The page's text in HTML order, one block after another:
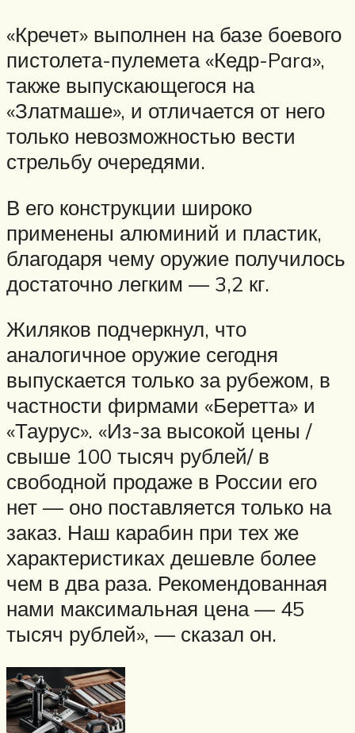
«Кречет» выполнен на базе боевого
пистолета-пулемета «Кедр-Para»,
также выпускающегося на
«Златмаше», и отличается от него
только невозможностью вести
стрельбу очередями.
В его конструкции широко
применены алюминий и пластик,
благодаря чему оружие получилось
достаточно легким — 3,2 кг.
Жиляков подчеркнул, что
аналогичное оружие сегодня
выпускается только за рубежом, в
частности фирмами «Беретта» и
«Таурус». «Из-за высокой цены /
свыше 100 тысяч рублей/ в
свободной продаже в России его
нет — оно поставляется только на
заказ. Наш карабин при тех же
характеристиках дешевле более
чем в два раза. Рекомендованная
нами максимальная цена — 45
тысяч рублей», — сказал он.